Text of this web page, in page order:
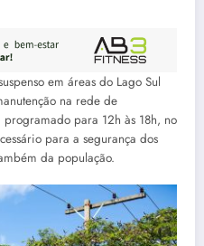
em áreas do Lago Sul
na rede de
para 12h às 18h, no
para a segurança dos
da população.